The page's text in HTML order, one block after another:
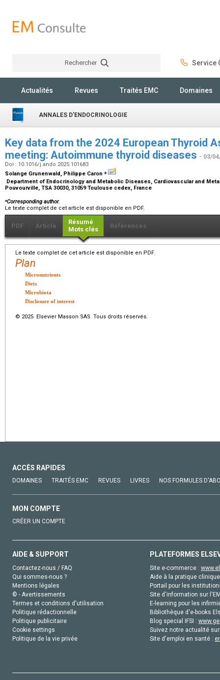
Rechercher Service
Actualités Revues Traités EMC Domaines
ANNALES D'ENDOCRINOLOGIE
Key data from the 2024 European Thyroid
meeting: Autoimmune thyroid diseases - 03/
Doi : 10.1016/j.ando.2025.101683
Solange Grunenwald, Philippe Caron ⁎
Department of Endocrinology and Metabolic Diseases, Cardiovascular and
Pouvourville, TSA 30030, 31059 Toulouse cedex, France
⁎Corresponding author.
Le texte complet de cet article est disponible en PDF.
PDF Article
Résumé
Mots clés
Références
Le texte complet de cet article est disponible en PDF.
Plan
Micronutrients
Diets
Microbiota
Disclosure of interest
© 2025 Elsevier Masson SAS. Tous droits réservés.
ACCÈS RAPIDES
DOMAINES TRAITÉS EMC REVUES LIVRES NOS FORMULES
MON COMPTE
CRÉER UN COMPTE
AIDE & SUPPORT
Contactez-nous / FAQ
Qui sommes-nous ?
Mentions légales
© - Avertissements
Termes et conditions d'utilisation
Politique rédactionnelle
Politique publicitaire
Cookie settings
Politique de la vie privée
PLATEFORMES
Site e-commerce :
Aide à la pratique
Portail pour les
Site d'information sur
E-learning pour les
Bibliothèque d'e-books
Blog special IFSI :
Suivez notre actualité
Site d'emploi en santé :